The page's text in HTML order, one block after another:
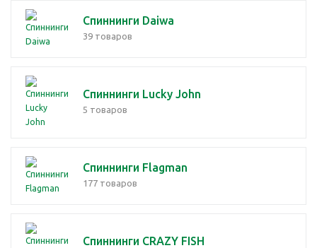
Спиннинги Daiwa
39 товаров
Спиннинги Lucky John
5 товаров
Спиннинги Flagman
177 товаров
Спиннинги CRAZY FISH